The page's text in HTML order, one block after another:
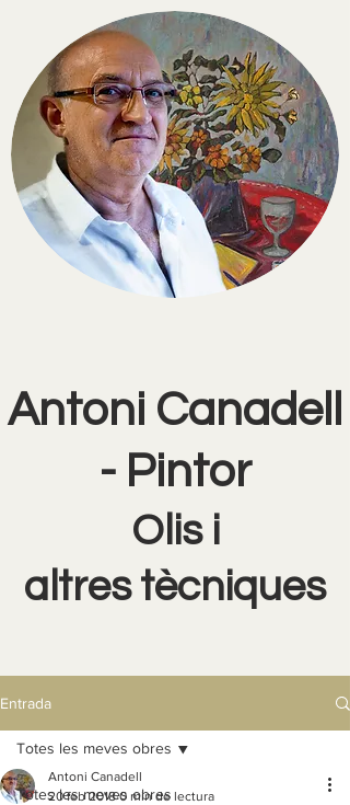
Antoni Canadell
- Pintor
Olis i
altres tècniques
Entrada
Totes les meves obres
Totes les meves obres
Antoni Canadell
20 feb 2018 0 min de lectura